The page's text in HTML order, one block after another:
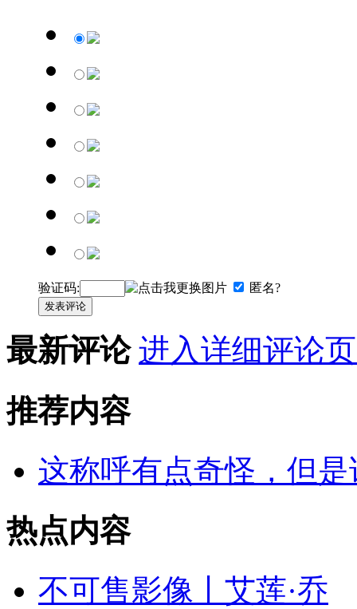
验证码: 匿名?
发表评论
最新评论 进入详细评论
推荐内容
这称呼有点奇怪，但
热点内容
不可售影像丨艾莲·乔